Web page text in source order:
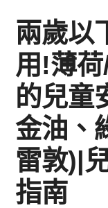
關於我：楊
兒童青少年
育兒知識集
環遊世界行
直上雲霄去
兩歲以
用!薄
的兒童
金油、
雷敦)|
指南